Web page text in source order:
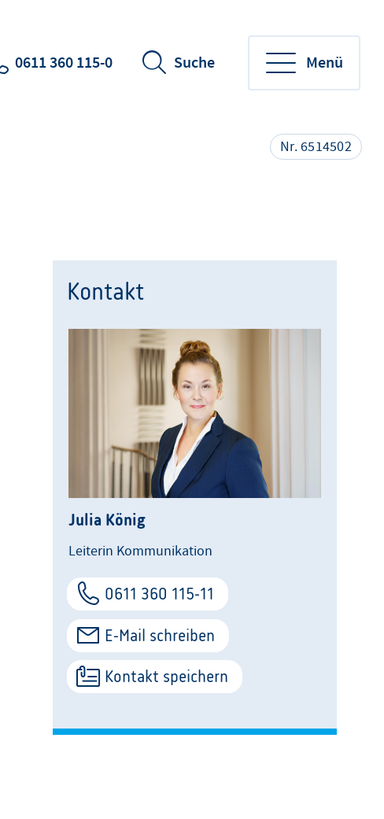
0611 360 115-0 Suche Menü
Nr. 6514502
Kontakt
Julia König
Leiterin Kommunikation
0611 360 115-11
E-Mail schreiben
Kontakt speichern